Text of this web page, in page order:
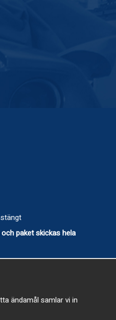
paket skickas hela
ändamål samlar vi in